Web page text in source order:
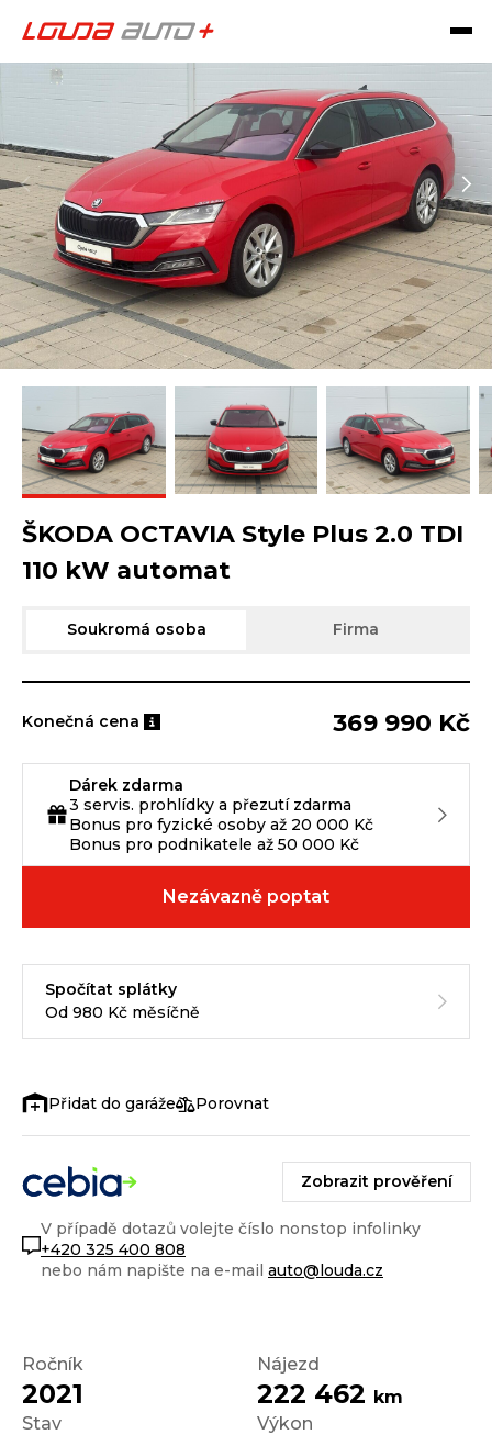
Ročník
2021
Nájezd
222 462 km
Stav
Výkon
ŠKODA OCTAVIA Style Plus 2.0 TDI
110 kW automat
Soukromá osoba Firma
Konečná cena 369 990 Kč
Dárek zdarma
3 servis. prohlídky a přezutí zdarma
Bonus pro fyzické osoby až 20 000 Kč
Bonus pro podnikatele až 50 000 Kč
Nezávazně poptat
Spočítat splátky
Od 980 Kč měsíčně
Porovnat
Zobrazit prověření
V případě dotazů volejte číslo nonstop infolinky
+420 325 400 808
nebo nám napište na e-mail auto@louda.cz